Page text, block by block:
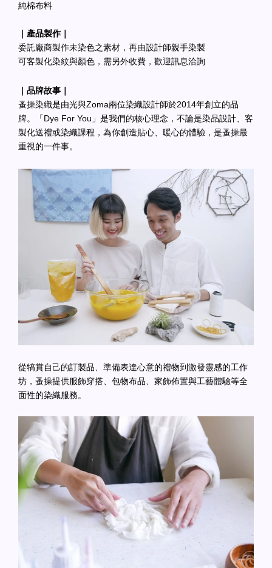
純棉布料
｜產品製作｜
委託廠商製作未染色之素材，再由設計師親手染製
可客製化染紋與顏色，需另外收費，歡迎訊息洽詢
｜品牌故事｜
蚤操染織是由光與Zoma兩位染織設計師於2014年創立的品
牌。「Dye For You」是我們的核心理念，不論是染品設計、客
製化送禮或染織課程，為你創造貼心、暖心的體驗，是蚤操最
重視的一件事。
從犒賞自己的訂製品、準備表達心意的禮物到激發靈感的工作
坊，蚤操提供服飾穿搭、包物布品、家飾佈置與工藝體驗等全
面性的染織服務。